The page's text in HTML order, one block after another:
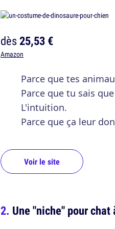
dès25,53 €
Amazon
Parce que tes
Parce que tu sais
L'intuition.
Parce que ça leur
Voir le site
Une "niche" pour